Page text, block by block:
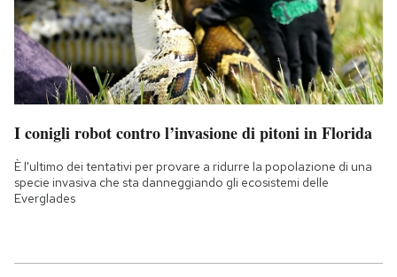
I conigli robot contro l’invasione di pitoni in Florida
È l'ultimo dei tentativi per provare a ridurre la popolazione di una
specie invasiva che sta danneggiando gli ecosistemi delle
Everglades